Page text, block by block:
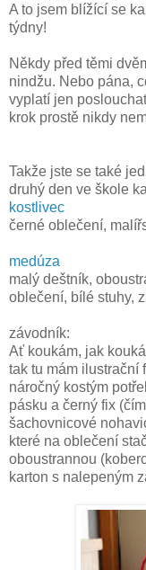
A to jsem blížící se
týdny!
Někdy před těmi
nindžu. Nebo pána,
vyplatí jen
krok prostě nikdy
Takže jste se také
druhý den ve škole
kostlivec
černé oblečení,
medúza
malý deštník,
oblečení, bílé stuhy,
závodník:
Ať koukám, jak
tak tu mám ilustrační
náročný kostým
pásku a černý fix
šachovnicové
které na oblečení
oboustrannou
karton s nalepeným